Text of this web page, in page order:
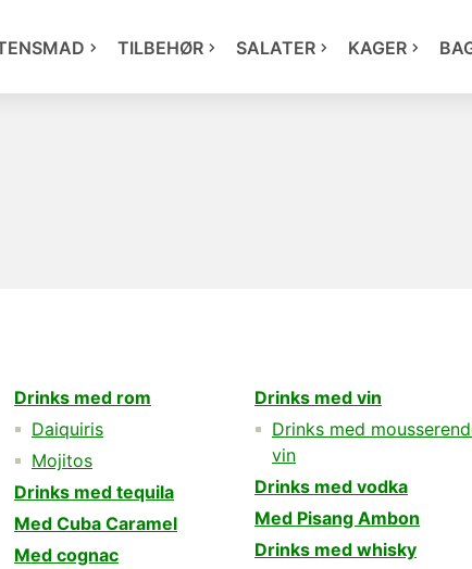
TILBEHØR SALATER KAGER
Drinks med rom
Daiquiris
Mojitos
Drinks med tequila
Med Cuba Caramel
Med cognac
Drinks med vin
Drinks med
vin
Drinks med vodka
Med Pisang Ambon
Drinks med whisky